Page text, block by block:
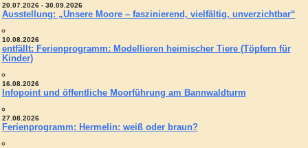
20.07.2026 - 30.09.2026
Ausstellung: „Unsere Moore – faszinierend, vielfältig, unverzichtbar“
10.08.2026
entfällt: Ferienprogramm: Modellieren heimischer Tiere (Töpfern für
Kinder)
16.08.2026
Infopoint und öffentliche Moorführung am Bannwaldturm
27.08.2026
Ferienprogramm: Hermelin: weiß oder braun?